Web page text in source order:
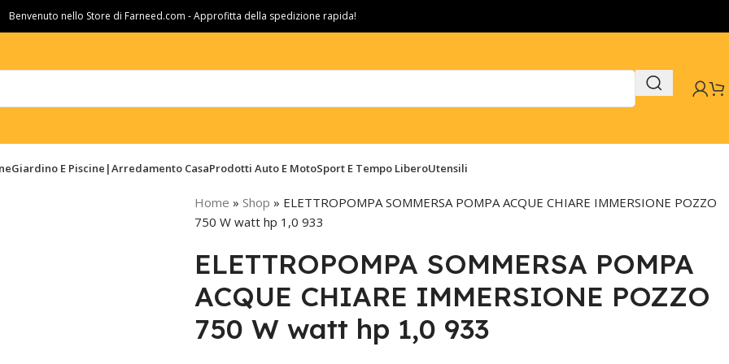
Benvenuto nello Store di Farneed.com - Approfitta della spedizione rapida!
Giardino E Piscine|Arredamento CasaProdotti Auto E MotoSport E Tempo LiberoUtensili
Home » Shop » ELETTROPOMPA SOMMERSA POMPA ACQUE CHIARE IMMERSIONE POZZO
750 W watt hp 1,0 933
ELETTROPOMPA SOMMERSA POMPA
ACQUE CHIARE IMMERSIONE POZZO
750 W watt hp 1,0 933